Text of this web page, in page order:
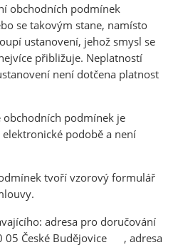
obchodních podmínek
se takovým stane, namísto
ustanovení, jehož smysl se
přibližuje. Neplatností
není dotčena platnost
podmínek je
podobě a není
tvoří vzorový formulář
adresa pro doručování
05 České Budějovice , adresa